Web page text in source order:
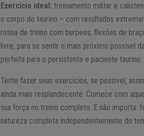
Exercício ideal: treinamento militar e
o corpo do taurino – com resultados
rotina de treino com burpees, flexões de
livre, para se sentir o mais próximo possível
perfeita para o persistente e paciente taurino.
Tente fazer seus exercícios, se possível,
ainda mais resplandecente. Comece com
sua força no treino completo. E não importa:
natureza completa independentemente do